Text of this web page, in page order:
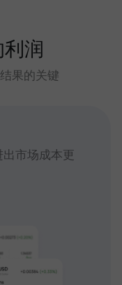
润
果的关键
市场成本更